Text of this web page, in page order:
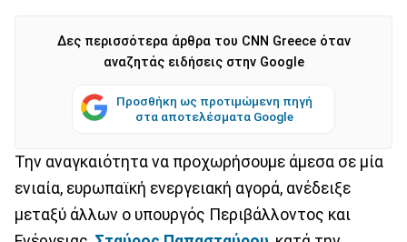
Δες περισσότερα άρθρα του CNN Greece όταν
αναζητάς ειδήσεις στην Google
Προσθήκη ως προτιμώμενη πηγή
στα αποτελέσματα Google
Την αναγκαιότητα να προχωρήσουμε άμεσα σε μία
ενιαία, ευρωπαϊκή ενεργειακή αγορά, ανέδειξε
μεταξύ άλλων ο υπουργός Περιβάλλοντος και